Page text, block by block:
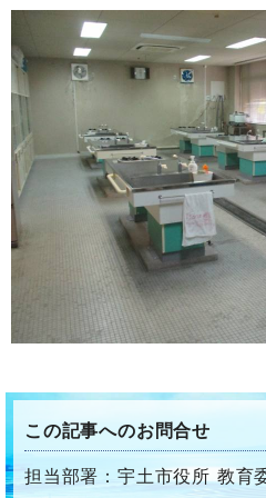
この記事へのお問合せ
担当部署：宇土市役所 教育